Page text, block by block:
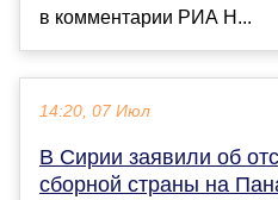
в комментарии РИА Н...
14:20, 07 Июл
В Сирии заявили об
сборной страны на